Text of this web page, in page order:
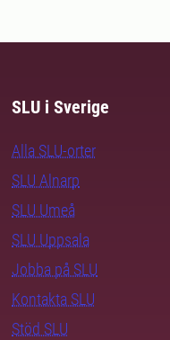
SLU i Sverige
Alla SLU-orter
SLU Alnarp
SLU Umeå
SLU Uppsala
Jobba på SLU
Kontakta SLU
Stöd SLU